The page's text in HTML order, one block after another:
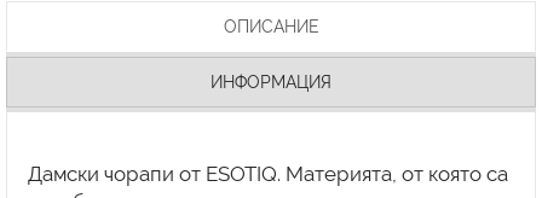
ОПИСАНИЕ
ИНФОРМАЦИЯ
Дамски чорапи от ESOTIQ. Материята, от която са